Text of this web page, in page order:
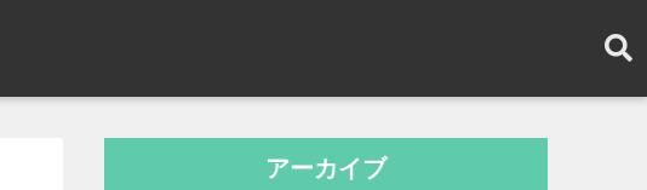
アーカイブ